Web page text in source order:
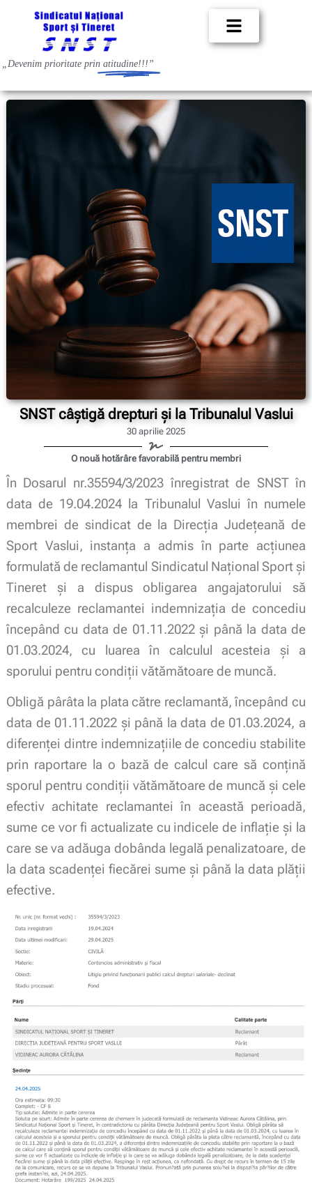
„Devenim prioritate prin atitudine!!!”
SNST câștigă drepturi și la Tribunalul Vaslui
30 aprilie 2025
O nouă hotărâre favorabilă pentru membri
În Dosarul nr.35594/3/2023 înregistrat de SNST în
data de 19.04.2024 la Tribunalul Vaslui în numele
membrei de sindicat de la Direcția Județeană de
Sport Vaslui, instanța a admis în parte acţiunea
formulată de reclamantul Sindicatul Național Sport și
Tineret și a dispus obligarea angajatorului să
recalculeze reclamantei indemnizaţia de concediu
începând cu data de 01.11.2022 şi până la data de
01.03.2024, cu luarea în calculul acesteia şi a
sporului pentru condiţii vătămătoare de muncă.
Obligă pârâta la plata către reclamantă, începând cu
data de 01.11.2022 şi până la data de 01.03.2024, a
diferenţei dintre indemnizaţiile de concediu stabilite
prin raportare la o bază de calcul care să conţină
sporul pentru condiţii vătămătoare de muncă şi cele
efectiv achitate reclamantei în această perioadă,
sume ce vor fi actualizate cu indicele de inflaţie şi la
care se va adăuga dobânda legală penalizatoare, de
la data scadenţei fiecărei sume şi până la data plăţii
efective.